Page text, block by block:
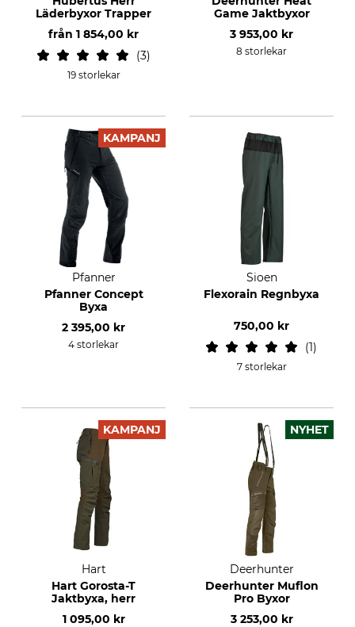
Läderbyxor Trapper
från 1 854,00 kr
3
19 storlekar
Game Jaktbyxor
3 953,00 kr
8 storlekar
KAMPANJ
Pfanner
Pfanner Concept
Byxa
2 395,00 kr
4 storlekar
Sioen
Flexorain Regnbyxa
750,00 kr
1
7 storlekar
KAMPANJ
Hart
Hart Gorosta-T
Jaktbyxa, herr
1 095,00 kr
NYHET
Deerhunter
Deerhunter Muflon
Pro Byxor
3 253,00 kr